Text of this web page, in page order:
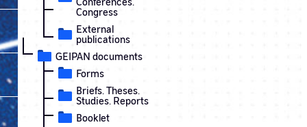
Congress
External
publications
GEIPAN documents
Forms
Briefs. Theses.
Studies. Reports
Booklet